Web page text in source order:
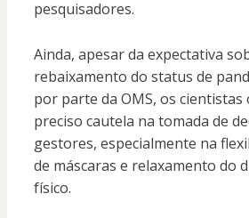
pesquisadores.
Ainda, apesar da expectativa
rebaixamento do status de
por parte da OMS, os cientistas
preciso cautela na tomada de
gestores, especialmente na
de máscaras e relaxamento do
físico.